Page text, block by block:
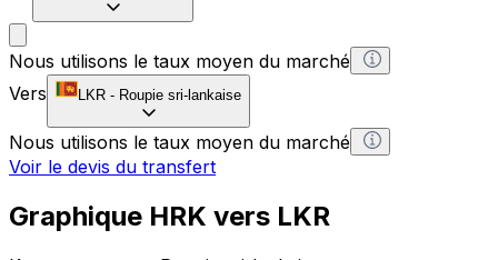
Nous utilisons le taux moyen du marché
Vers
LKR - Roupie sri-lankaise
Nous utilisons le taux moyen du marché
Voir le devis du transfert
Graphique HRK vers LKR